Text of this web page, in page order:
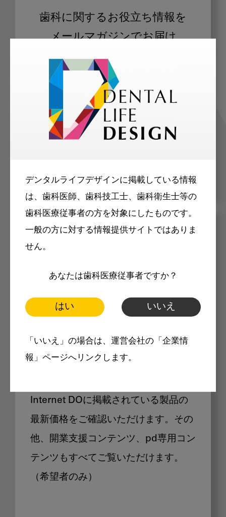
デンタルライフデザインに掲載している情報
は、歯科医師、歯科技工士、歯科衛生士等の
歯科医療従事者の方を対象にしたものです。
一般の方に対する情報提供サイトではありま
せん。
あなたは歯科医療従事者ですか？
はい いいえ
「いいえ」の場合は、運営会社の「企業情
報」ページへリンクします。
歯科に関するお役立ち情報を
メールマガジンでお届け
ご登録いただいた職種（歯科医師、歯
科衛生士、歯科技工士）に合わせた内
容のメールマガジンをお届けします。
メリット
製品価格も閲覧可能
Internet DOに掲載されている製品の
最新価格をご確認いただけます。その
他、開業支援コンテンツ、pd専用コン
テンツもすべてご覧いただけます。
（希望者のみ）